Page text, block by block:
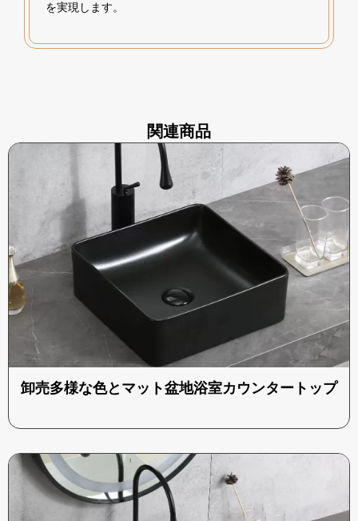
を実現します。
関連商品
卸売多様な色とマット盆地浴室カウンタートップ